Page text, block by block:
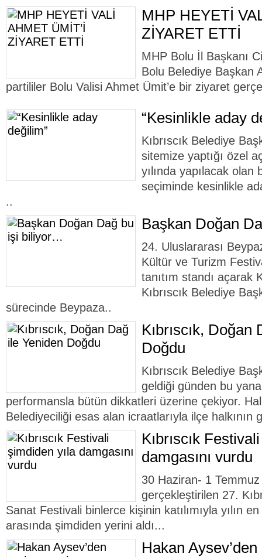
MHP HEYETİ
ZİYARET ETTİ
MHP Bolu İl Başkanı
Bolu Belediye Başkan
partililer Bolu Valisi Ahmet Ümit’e bir ziyaret
“Kesinlikle aday
Kıbrıscık Belediye
sitemize yaptığı özel
yılında yapılacak olan
seçiminde kesinlikle
..
Başkan Doğan
24. Uluslararası
Kültür ve Turizm
tanıtım standı açarak
Kıbrıscık Belediye
sürecinde Beypaza..
Kıbrıscık,
Doğdu
Kıbrıscık Belediye
geldiği günden bu
performansla bütün dikkatleri üzerine çekiyor.
Belediyeciliği esas alan icraatlarıyla ilçe halkının
Kıbrıscık
damgasını vurdu
30 Haziran- 1
gerçekleştirilen 27.
Sanat Festivali binlerce kişinin katılımıyla yılın
arasında şimdiden yerini aldı...
Hakan